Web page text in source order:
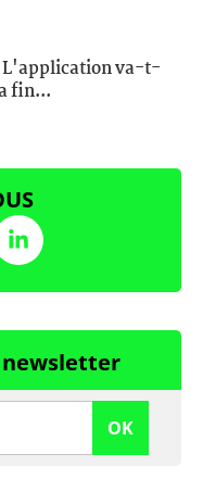
L'application va-t-
fin...
newsletter
OK